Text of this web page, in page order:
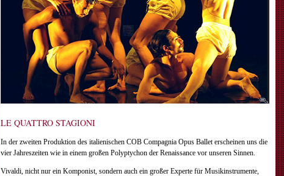
LE QUATTRO STAGIONI
In der zweiten Produktion des italienischen COB Compagnia Opus Ballet erscheinen uns die
vier Jahreszeiten wie in einem großen Polyptychon der Renaissance vor unseren Sinnen.
Vivaldi, nicht nur ein Komponist, sondern auch ein großer Experte für Musikinstrumente,